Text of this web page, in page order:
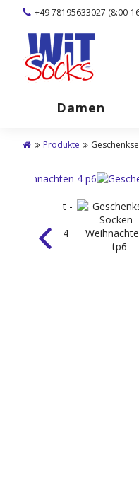
+49 78195633027 (8:00-
Damen
Produkte